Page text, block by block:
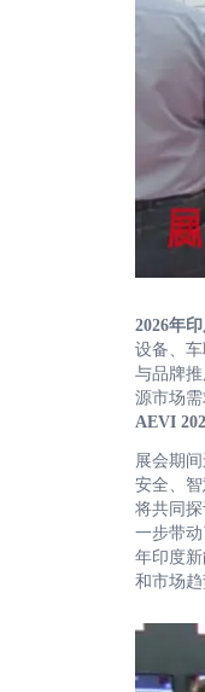
2026年
设备、
与品牌
源市场
AEVI
展会期
安全、
将共同
一步带动
年印度
和市场趋